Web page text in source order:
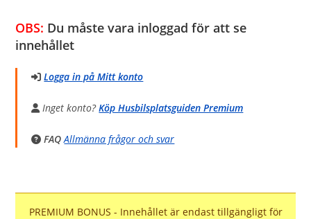
OBS: Du måste vara inloggad för att se
innehållet
Logga in på Mitt konto
Inget konto?Köp Husbilsplatsguiden Premium
FAQ Allmänna frågor och svar
PREMIUM BONUS - Innehållet är endast tillgängligt för